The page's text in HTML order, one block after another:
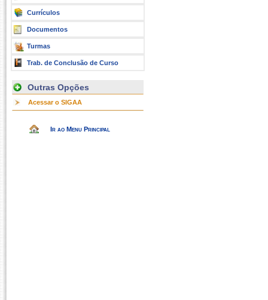
Currículos
Documentos
Turmas
Trab. de Conclusão de Curso
Outras Opções
Acessar o SIGAA
Ir ao Menu Principal